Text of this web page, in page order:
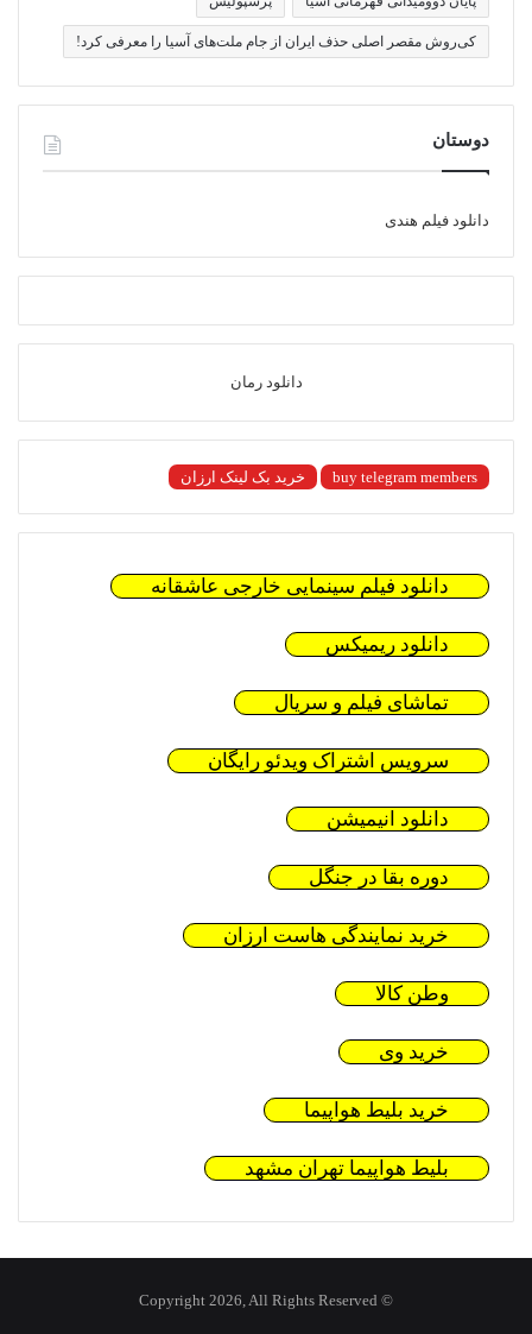
کی‌روش مقصر اصلی حذف ایران از جام ملت‌های آسیا را معرفی کرد!
دوستان
دانلود فیلم هندی
دانلود رمان
buy telegram members خرید بک لینک ارزان
دانلود فیلم سینمایی خارجی عاشقانه
دانلود ریمیکس
تماشای فیلم و سریال
سرویس اشتراک ویدئو رایگان
دانلود انیمیشن
دوره بقا در جنگل
خرید نمایندگی هاست ارزان
وطن کالا
خرید وی
خرید بلیط هواپیما
بلیط هواپیما تهران مشهد
© Copyright 2026, All Rights Reserved